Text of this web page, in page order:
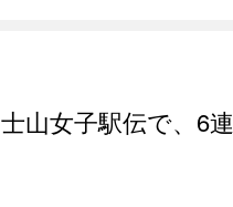
山女子駅伝で、6連